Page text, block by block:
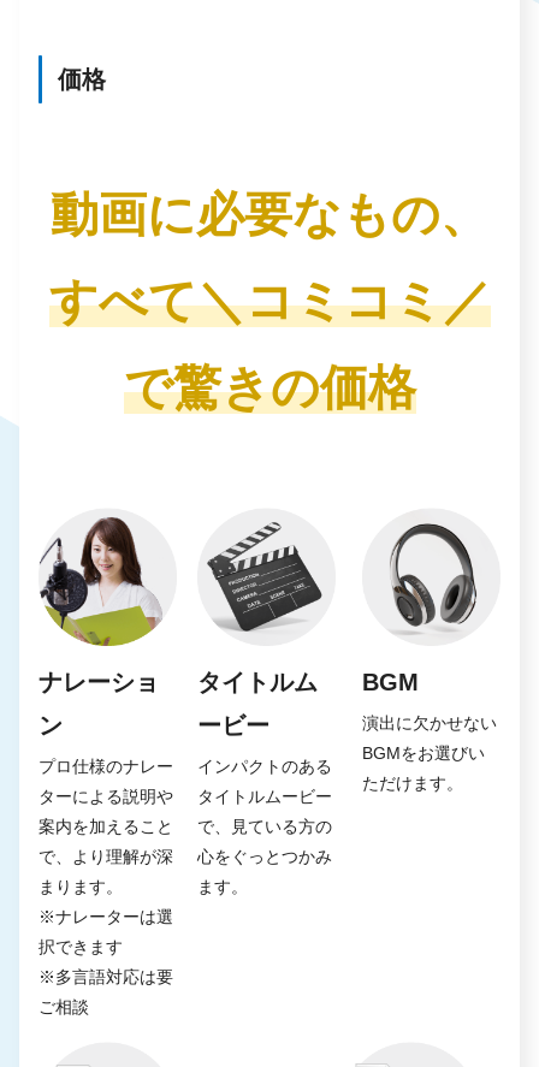
価格
動画に必要なもの、
すべて＼コミコミ／
で驚きの価格
ナレーショ
ン
プロ仕様のナレー
ターによる説明や
案内を加えること
で、より理解が深
まります。
※ナレーターは選
択できます
※多言語対応は要
ご相談
タイトルム
ービー
インパクトのある
タイトルムービー
で、見ている方の
心をぐっとつかみ
ます。
BGM
演出に欠かせない
BGMをお選びい
ただけます。